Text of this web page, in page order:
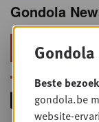
Gondola
Blijf voorop
Beste
gondola.be
website-